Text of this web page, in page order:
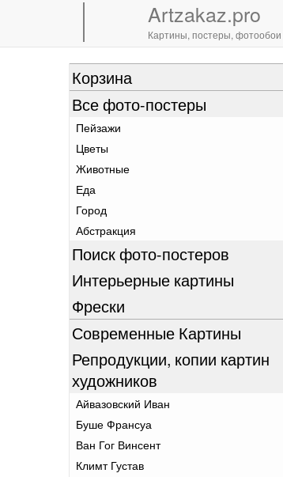
Artzakaz.pro
Картины, постеры, фотообои
Корзина
Все фото-постеры
Пейзажи
Цветы
Животные
Еда
Город
Абстракция
Поиск фото-постеров
Интерьерные картины
Фрески
Современные Картины
Репродукции, копии картин
художников
Айвазовский Иван
Буше Франсуа
Ван Гог Винсент
Климт Густав